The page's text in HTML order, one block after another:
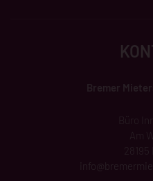
Bremer
Am
info@